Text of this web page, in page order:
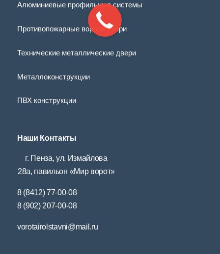
Алюминиевые профильные системы
Противопожарные ворота двери
Технические металлические двери
Металлоконструкции
ПВХ конструкции
Наши Контакты
г. Пенза, ул. Измайлова
28а, павильон «Мир ворот»
8 (8412) 77-00-08
8 (902) 207-00-08
vorotairolstavni@mail.ru